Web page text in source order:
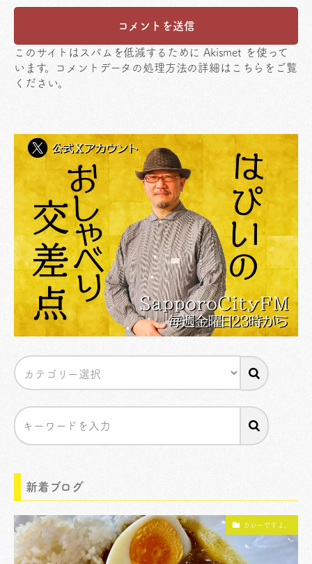
このサイトはスパムを低減するために Akismet を使って
います。
コメントデータの処理方法の詳細はこちらをご覧
ください。
新着ブログ
カレーですよ。